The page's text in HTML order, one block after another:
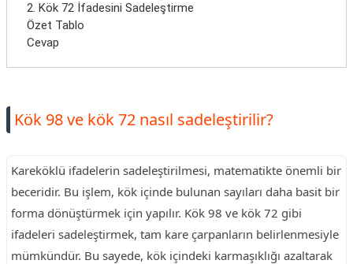
2. Kök 72 İfadesini Sadeleştirme
Özet Tablo
Cevap
Kök 98 ve kök 72 nasıl sadeleştirilir?
Kareköklü ifadelerin sadeleştirilmesi, matematikte önemli bir
beceridir. Bu işlem, kök içinde bulunan sayıları daha basit bir
forma dönüştürmek için yapılır. Kök 98 ve kök 72 gibi
ifadeleri sadeleştirmek, tam kare çarpanların belirlenmesiyle
mümkündür. Bu sayede, kök içindeki karmaşıklığı azaltarak